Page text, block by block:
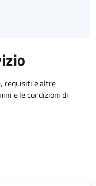
requisiti e altre
e le condizioni di